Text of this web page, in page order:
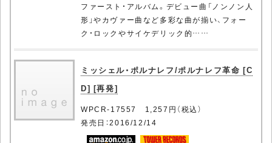
ファースト・アルバム。デビュー曲「ノンノン人
形」やカヴァー曲など多彩な曲が揃い、フォー
ク・ロックやサイケデリック的……
ミッシェル・ポルナレフ/ポルナレフ革命 [C
D] [再発]
WPCR-17557 1,257円（税込）
発売日：2016/12/14